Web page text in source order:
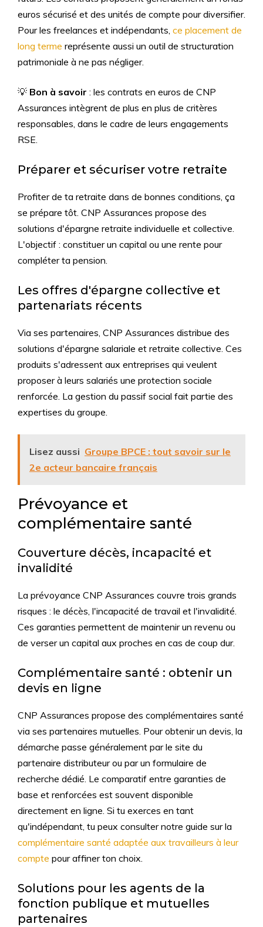
euros sécurisé et des unités de compte pour diversifier.
Pour les freelances et indépendants, ce placement de
long terme représente aussi un outil de structuration
patrimoniale à ne pas négliger.
💡 Bon à savoir : les contrats en euros de CNP
Assurances intègrent de plus en plus de critères
responsables, dans le cadre de leurs engagements
RSE.
Préparer et sécuriser votre retraite
Profiter de ta retraite dans de bonnes conditions, ça
se prépare tôt. CNP Assurances propose des
solutions d'épargne retraite individuelle et collective.
L'objectif : constituer un capital ou une rente pour
compléter ta pension.
Les offres d'épargne collective et
partenariats récents
Via ses partenaires, CNP Assurances distribue des
solutions d'épargne salariale et retraite collective. Ces
produits s'adressent aux entreprises qui veulent
proposer à leurs salariés une protection sociale
renforcée. La gestion du passif social fait partie des
expertises du groupe.
Lisez aussi Groupe BPCE : tout savoir sur le
2e acteur bancaire français
Prévoyance et
complémentaire santé
Couverture décès, incapacité et
invalidité
La prévoyance CNP Assurances couvre trois grands
risques : le décès, l'incapacité de travail et l'invalidité.
Ces garanties permettent de maintenir un revenu ou
de verser un capital aux proches en cas de coup dur.
Complémentaire santé : obtenir un
devis en ligne
CNP Assurances propose des complémentaires santé
via ses partenaires mutuelles. Pour obtenir un devis, la
démarche passe généralement par le site du
partenaire distributeur ou par un formulaire de
recherche dédié. Le comparatif entre garanties de
base et renforcées est souvent disponible
directement en ligne. Si tu exerces en tant
qu'indépendant, tu peux consulter notre guide sur la
complémentaire santé adaptée aux travailleurs à leur
compte pour affiner ton choix.
Solutions pour les agents de la
fonction publique et mutuelles
partenaires